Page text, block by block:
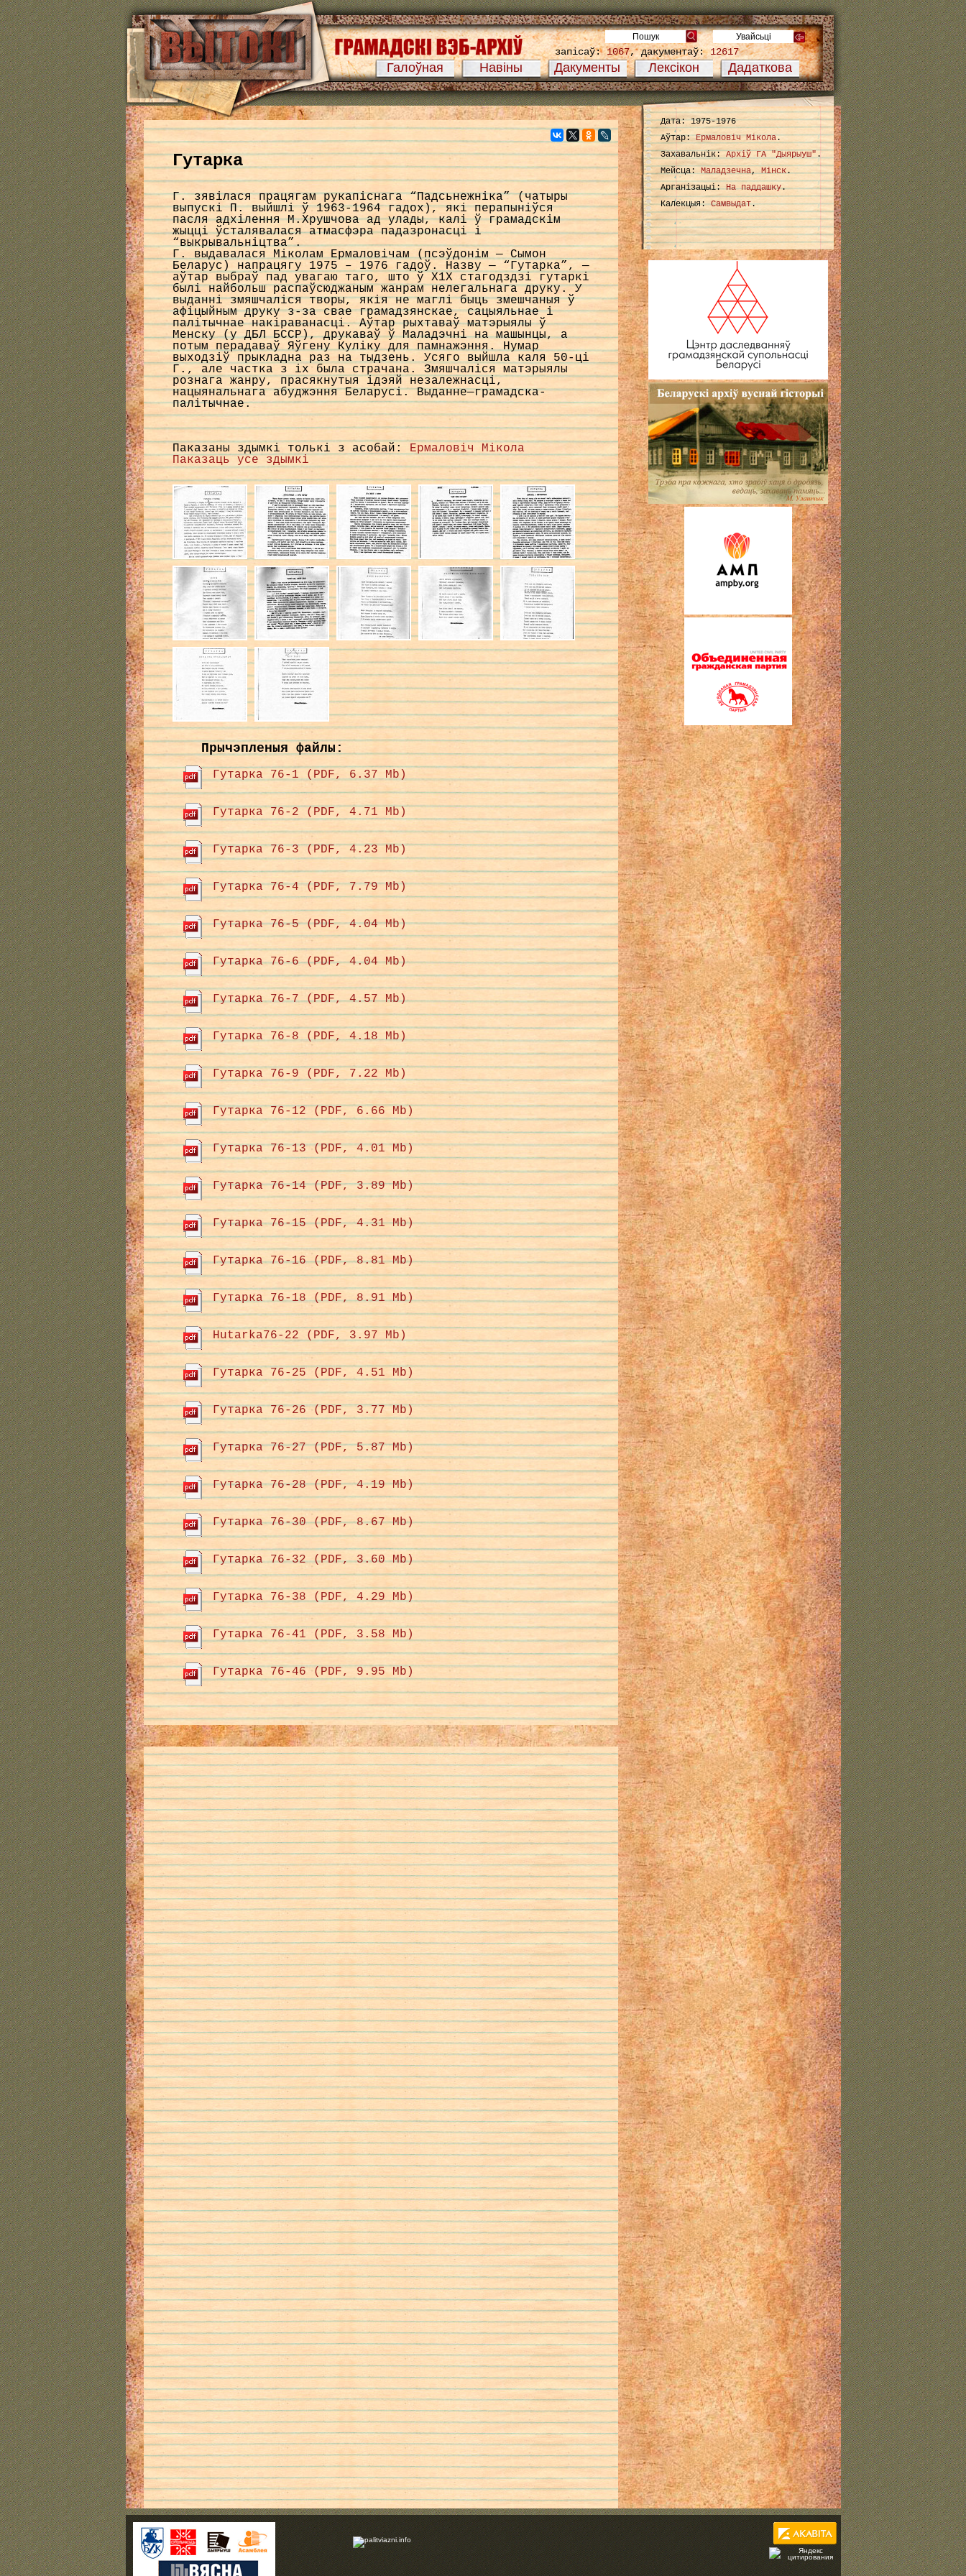
Галоўная Навіны Дакументы Лексікон Дадаткова
запісаў:1067, дакументаў:12617
Гутарка
Г. зявiлася працягам рукапіснага “Падсьнежнiка” (чатыры
выпускі П. выйшлі ў 1963-1964 гадох), які перапыніўся
пасля адхiлення М.Хрушчова ад улады, калi ў грамадскiм
жыццi ўсталявалася атмасфэра падазронасцi i
“выкрывальнiцтва”.
Г. выдавалася Міколам Ермаловічам (псэўдонiм — Сымон
Беларус) напрацягу 1975 – 1976 гадоў. Назву — “Гутарка”, —
аўтар выбраў пад увагаю таго, што ў Х1Х стагодздзi гутаркі
былі найбольш распаўсюджаным жанрам нелегальнага друку. У
выданні змяшчаліся творы, якiя не маглi быць змешчаныя ў
афiцыйным друку з-за свае грамадзянскае, сацыяльнае i
палiтычнае накiраванасцi. Аўтар рыхтаваў матэрыялы ў
Менску (у ДБЛ БССР), друкаваў ў Маладэчнi на машынцы, а
потым перадаваў Яўгену Кулiку для памнажэння. Нумар
выходзiў прыкладна раз на тыдзень. Усяго выйшла каля 50-цi
Г., але частка з iх была страчана. Змяшчалiся матэрыялы
рознага жанру, прасякнутыя iдэяй незалежнасцi,
нацыянальнага абуджэння Беларусi. Выданне—грамадска-
палітычнае.
Паказаны здымкі толькі з асобай: Ермаловіч Мікола
Паказаць усе здымкі
Прычэпленыя файлы:
Гутарка 76-1 (PDF, 6.37 Mb)
Гутарка 76-2 (PDF, 4.71 Mb)
Гутарка 76-3 (PDF, 4.23 Mb)
Гутарка 76-4 (PDF, 7.79 Mb)
Гутарка 76-5 (PDF, 4.04 Mb)
Гутарка 76-6 (PDF, 4.04 Mb)
Гутарка 76-7 (PDF, 4.57 Mb)
Гутарка 76-8 (PDF, 4.18 Mb)
Гутарка 76-9 (PDF, 7.22 Mb)
Гутарка 76-12 (PDF, 6.66 Mb)
Гутарка 76-13 (PDF, 4.01 Mb)
Гутарка 76-14 (PDF, 3.89 Mb)
Гутарка 76-15 (PDF, 4.31 Mb)
Гутарка 76-16 (PDF, 8.81 Mb)
Гутарка 76-18 (PDF, 8.91 Mb)
Hutarka76-22 (PDF, 3.97 Mb)
Гутарка 76-25 (PDF, 4.51 Mb)
Гутарка 76-26 (PDF, 3.77 Mb)
Гутарка 76-27 (PDF, 5.87 Mb)
Гутарка 76-28 (PDF, 4.19 Mb)
Гутарка 76-30 (PDF, 8.67 Mb)
Гутарка 76-32 (PDF, 3.60 Mb)
Гутарка 76-38 (PDF, 4.29 Mb)
Гутарка 76-41 (PDF, 3.58 Mb)
Гутарка 76-46 (PDF, 9.95 Mb)
Дата: 1975-1976
Аўтар:Ермаловіч Мікола.
Захавальнік: Архіў ГА "Дыярыуш".
Мейсца:Маладзечна,Мінск.
Арганізацыі:На паддашку.
Калекцыя:Самвыдат.